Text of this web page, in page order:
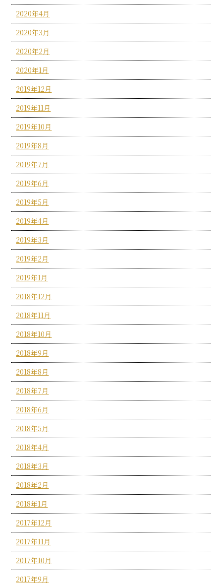
2020年4月
2020年3月
2020年2月
2020年1月
2019年12月
2019年11月
2019年10月
2019年8月
2019年7月
2019年6月
2019年5月
2019年4月
2019年3月
2019年2月
2019年1月
2018年12月
2018年11月
2018年10月
2018年9月
2018年8月
2018年7月
2018年6月
2018年5月
2018年4月
2018年3月
2018年2月
2018年1月
2017年12月
2017年11月
2017年10月
2017年9月